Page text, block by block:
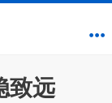
致远